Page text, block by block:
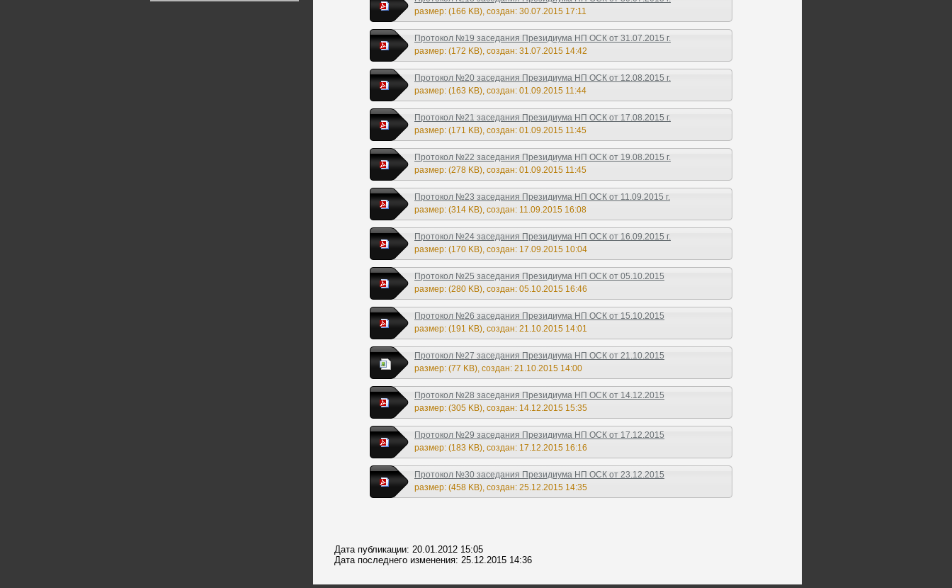
размер: (166 KB), создан: 30.07.2015 17:11
Протокол №19 заседания Президиума НП ОСК от 31.07.2015 г.
размер: (172 KB), создан: 31.07.2015 14:42
Протокол №20 заседания Президиума НП ОСК от 12.08.2015 г.
размер: (163 KB), создан: 01.09.2015 11:44
Протокол №21 заседания Президиума НП ОСК от 17.08.2015 г.
размер: (171 KB), создан: 01.09.2015 11:45
Протокол №22 заседания Президиума НП ОСК от 19.08.2015 г.
размер: (278 KB), создан: 01.09.2015 11:45
Протокол №23 заседания Президиума НП ОСК от 11.09.2015 г.
размер: (314 KB), создан: 11.09.2015 16:08
Протокол №24 заседания Президиума НП ОСК от 16.09.2015 г.
размер: (170 KB), создан: 17.09.2015 10:04
Протокол №25 заседания Президиума НП ОСК от 05.10.2015
размер: (280 KB), создан: 05.10.2015 16:46
Протокол №26 заседания Президиума НП ОСК от 15.10.2015
размер: (191 KB), создан: 21.10.2015 14:01
Протокол №27 заседания Президиума НП ОСК от 21.10.2015
размер: (77 KB), создан: 21.10.2015 14:00
Протокол №28 заседания Президиума НП ОСК от 14.12.2015
размер: (305 KB), создан: 14.12.2015 15:35
Протокол №29 заседания Президиума НП ОСК от 17.12.2015
размер: (183 KB), создан: 17.12.2015 16:16
Протокол №30 заседания Президиума НП ОСК от 23.12.2015
размер: (458 KB), создан: 25.12.2015 14:35
Дата публикации: 20.01.2012 15:05
Дата последнего изменения: 25.12.2015 14:36